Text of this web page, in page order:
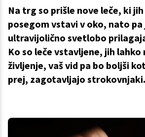
Na trg so prišle nove leče, ki
posegom vstavi v oko, nato pa
ultravijolično svetlobo
Ko so leče vstavljene, jih lahko
življenje, vaš vid pa bo boljši
prej, zagotavljajo strokovnjaki.